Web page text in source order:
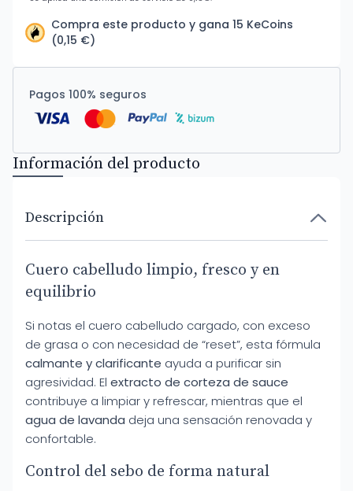
Compra este producto y gana 15 KeCoins
(0,15 €)
Pagos 100% seguros
Información del producto
Descripción
Cuero cabelludo limpio, fresco y en
equilibrio
Si notas el cuero cabelludo cargado, con exceso
de grasa o con necesidad de “reset”, esta fórmula
calmante y clarificante ayuda a purificar sin
agresividad. El extracto de corteza de sauce
contribuye a limpiar y refrescar, mientras que el
agua de lavanda deja una sensación renovada y
confortable.
Control del sebo de forma natural